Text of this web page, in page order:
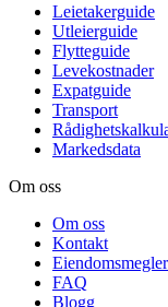
Leietakerguide
Utleierguide
Flytteguide
Levekostnader
Expatguide
Transport
Markedsdata
Om oss
Om oss
Kontakt
FAQ
Blogg